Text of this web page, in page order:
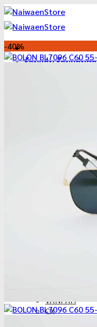
ข้าม
ไป
ยัง
เนื้อหา
ร้านแว่น ร้านแว่นตา
แว่นตา ราคาถูก
Ray-Ban
Monalisa
Casanova
VANPAH
CX
-40%